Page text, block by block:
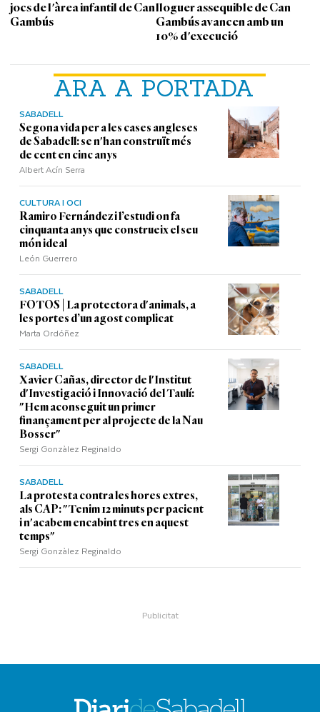
ARA A PORTADA
SABADELL
Segona vida per a les cases angleses
de Sabadell: se n'han construït més
de cent en cinc anys
Albert Acín Serra
CULTURA I OCI
Ramiro Fernández i l’estudi on fa
cinquanta anys que construeix el seu
món ideal
León Guerrero
SABADELL
FOTOS | La protectora d'animals, a
les portes d’un agost complicat
Marta Ordóñez
SABADELL
Xavier Cañas, director de l'Institut
d'Investigació i Innovació del Taulí:
"Hem aconseguit un primer
finançament per al projecte de la Nau
Bosser"
Sergi Gonzàlez Reginaldo
SABADELL
La protesta contra les hores extres,
als CAP: "Tenim 12 minuts per pacient
i n'acabem encabint tres en aquest
temps"
Sergi Gonzàlez Reginaldo
jocs de l'àrea infantil de Can
Gambús
lloguer assequible de Can
Gambús avancen amb un
10% d'execució